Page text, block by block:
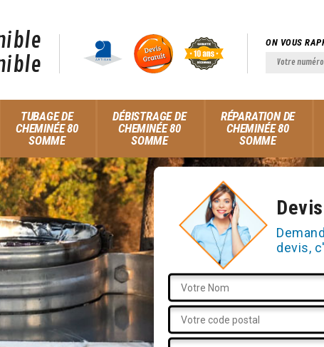
ON VOUS
TUBAGE DE
CHEMINÉE 80
SOMME
DÉBISTRAGE DE
CHEMINÉE 80
SOMME
RÉPARATION DE
CHEMINÉE 80
SOMME
devis,